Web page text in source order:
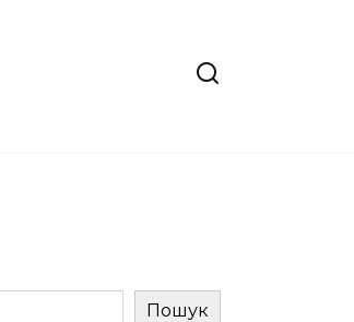
Пошук